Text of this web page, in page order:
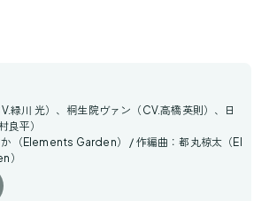
緑川 光）、桐生院ヴァン（CV.高橋英則）、日
良平）
（Elements Garden） / 作編曲：都丸椋太（El
）